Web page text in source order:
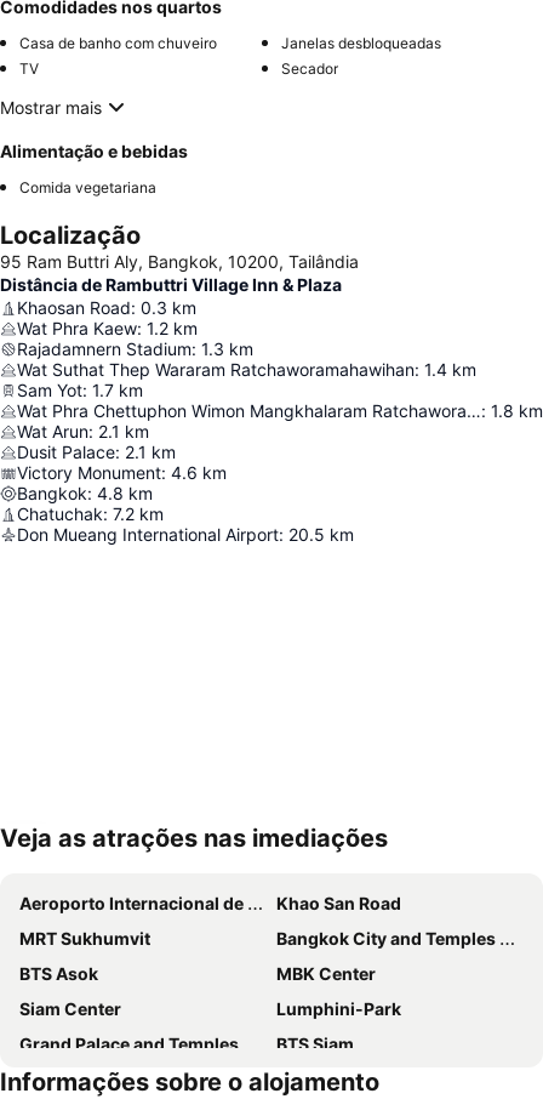
Comodidades nos quartos
Casa de banho com chuveiro
Janelas desbloqueadas
TV
Secador
Mostrar mais
Alimentação e bebidas
Comida vegetariana
Localização
95 Ram Buttri Aly, Bangkok, 10200, Tailândia
Distância de Rambuttri Village Inn & Plaza
Khaosan Road: 0.3 km
Wat Phra Kaew: 1.2 km
Rajadamnern Stadium: 1.3 km
Wat Suthat Thep Wararam Ratchaworamahawihan: 1.4 km
Sam Yot: 1.7 km
Wat Phra Chettuphon Wimon Mangkhalaram Ratchaworamahawihan: 1.8 km
Wat Arun: 2.1 km
Dusit Palace: 2.1 km
Victory Monument: 4.6 km
Bangkok: 4.8 km
Chatuchak: 7.2 km
Don Mueang International Airport: 20.5 km
Ampliar mapa
Veja as atrações nas imediações
Aeroporto Internacional de Suvarnabhumi
Khao San Road
MRT Sukhumvit
Bangkok City and Temples Tour
BTS Asok
MBK Center
Siam Center
Lumphini-Park
Grand Palace and Temples and City Tour
BTS Siam
BTS Phaya Thai
Yaowarat
Informações sobre o alojamento